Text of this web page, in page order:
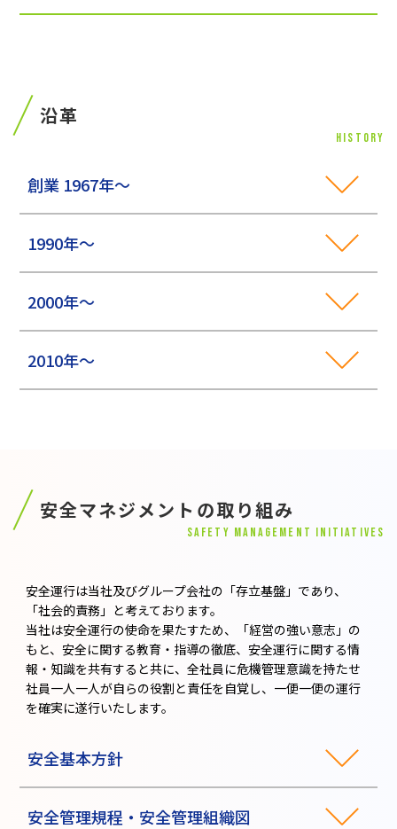
沿革
HISTORY
創業 1967年～
1990年～
2000年～
2010年～
安全マネジメントの取り組み
SAFETY MANAGEMENT INITIATIVES
安全運行は当社及びグループ会社の「存立基盤」であり、
「社会的責務」と考えております。
当社は安全運行の使命を果たすため、「経営の強い意志」の
もと、安全に関する教育・指導の徹底、安全運行に関する情
報・知識を共有すると共に、全社員に危機管理意識を持たせ
社員一人一人が自らの役割と責任を自覚し、一便一便の運行
を確実に遂行いたします。
安全基本方針
安全管理規程・安全管理組織図